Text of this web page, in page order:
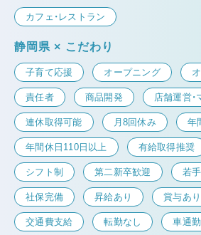
カフェ・レストラン
静岡県 × こだわり
子育て応援 オープニング
責任者 商品開発 店舗運営・
連休取得可能 月8回休み 年
年間休日110日以上 有給取得推奨
シフト制 第二新卒歓迎 若
社保完備 昇給あり 賞与あり
交通費支給 転勤なし 車通